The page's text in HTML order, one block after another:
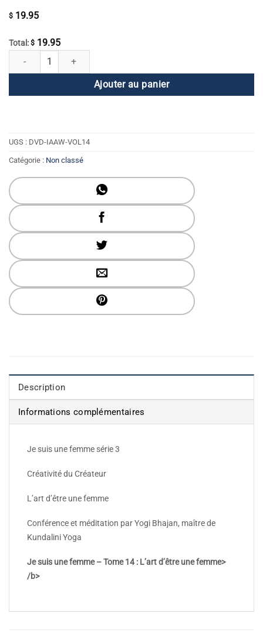
$ 19.95
Total: $ 19.95
quantité de Je suis une femme - Tome 14 : L'art d'être une femme
Ajouter au panier
UGS : DVD-IAAW-VOL14
Catégorie : Non classé
Description
Informations complémentaires
Je suis une femme série 3
Créativité du Créateur
L’art d’être une femme
Conférence et méditation par Yogi Bhajan, maître de
Kundalini Yoga
Je suis une femme – Tome 14 : L’art d’être une femme>
/b>